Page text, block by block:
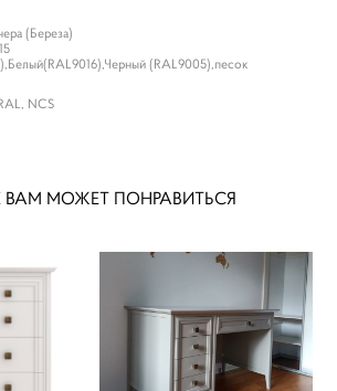
(Береза)
(RAL9005),песок
NCS
ВАМ МОЖЕТ ПОНРАВИТЬСЯ